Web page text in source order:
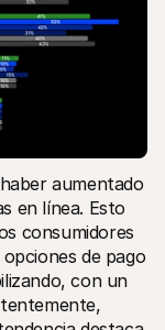
aumentado
en línea. Esto
consumidores
de pago
con un